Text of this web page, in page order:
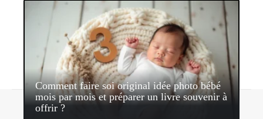
Comment faire soi original idée photo bébé
mois par mois et préparer un livre souvenir à
offrir ?Contact Mentions légales Sitemap